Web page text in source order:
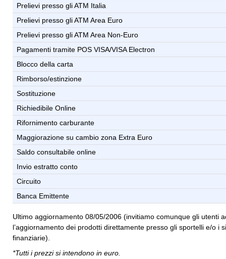
Prelievi presso gli ATM Italia
Prelievi presso gli ATM Area Euro
Prelievi presso gli ATM Area Non-Euro
Pagamenti tramite POS VISA/VISA Electron
Blocco della carta
Rimborso/estinzione
Sostituzione
Richiedibile Online
Rifornimento carburante
Maggiorazione su cambio zona Extra Euro
Saldo consultabile online
Invio estratto conto
Circuito
Banca Emittente
Ultimo aggiornamento 08/05/2006 (invitiamo comunque gli utenti
l’aggiornamento dei prodotti direttamente presso gli sportelli e/o i
finanziarie).
*Tutti i prezzi si intendono in euro.